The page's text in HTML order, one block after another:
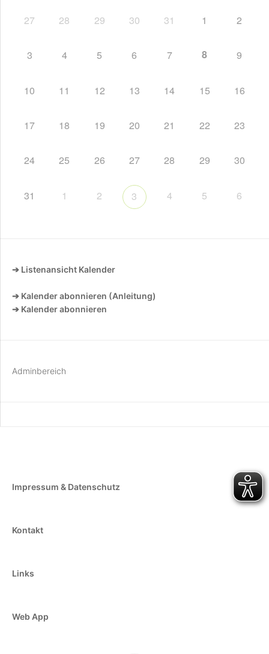
27 28 29 30 31 1 2
3 4 5 6 7 8 9
10 11 12 13 14 15 16
17 18 19 20 21 22 23
24 25 26 27 28 29 30
31 1 2 3 4 5 6
➔ Listenansicht Kalender
➔ Kalender abonnieren (Anleitung)
➔ Kalender abonnieren
Adminbereich
Impressum & Datenschutz
Kontakt
Links
Web App